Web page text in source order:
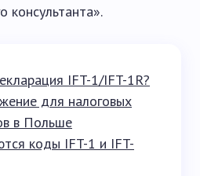
консультанта».
IFT-1/IFT-1R?
для налоговых
в Польше
коды IFT-1 и IFT-